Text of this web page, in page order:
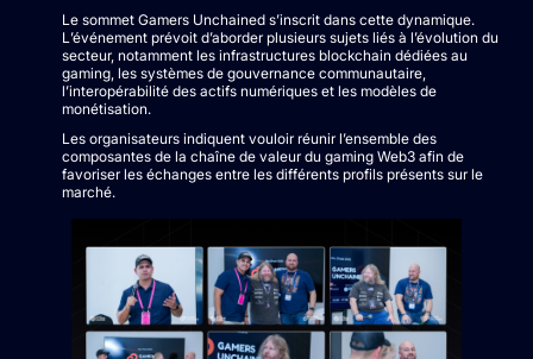
Le sommet Gamers Unchained s’inscrit dans cette dynamique.
L’événement prévoit d’aborder plusieurs sujets liés à l’évolution du
secteur, notamment les infrastructures blockchain dédiées au
gaming, les systèmes de gouvernance communautaire,
l’interopérabilité des actifs numériques et les modèles de
monétisation.
Les organisateurs indiquent vouloir réunir l’ensemble des
composantes de la chaîne de valeur du gaming Web3 afin de
favoriser les échanges entre les différents profils présents sur le
marché.